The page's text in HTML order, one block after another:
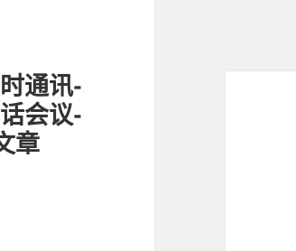
通讯-
会议-
章